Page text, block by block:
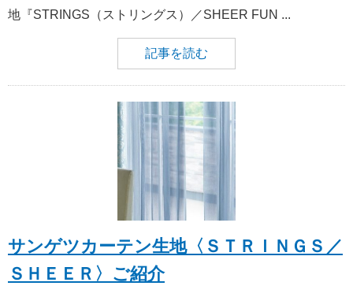
地『STRINGS（ストリングス）／SHEER FUN ...
記事を読む
サンゲツカーテン生地〈ＳＴＲＩＮＧＳ／
ＳＨＥＥＲ〉ご紹介